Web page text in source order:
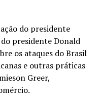
do presidente
presidente Donald
os ataques do Brasil
e outras práticas
Greer,